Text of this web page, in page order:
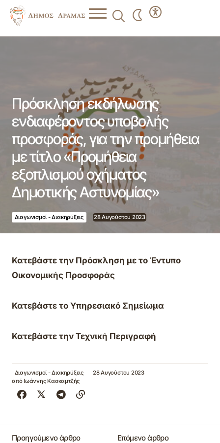
Πρόσκληση εκδήλωσης
ενδιαφέροντος υποβολής
προσφοράς, για την προμήθεια
με τίτλο «Προμήθεια
εξοπλισμού οχήματος
Δημοτικής Αστυνομίας»
Διαγωνισμοί - Διακηρύξεις 28 Αυγούστου 2023
Κατεβάστε την Πρόσκληση με το Έντυπο
Οικονομικής Προσφοράς
Κατεβάστε το Υπηρεσιακό Σημείωμα
Κατεβάστε την Τεχνική Περιγραφή
Διαγωνισμοί - Διακηρύξεις
28 Αυγούστου 2023
από Ιωάννης Κασκαμτζής
Προηγούμενο άρθρο Επόμενο άρθρο